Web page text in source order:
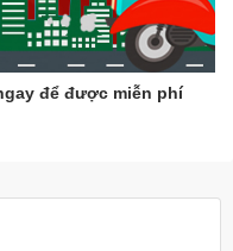
để được miễn phí